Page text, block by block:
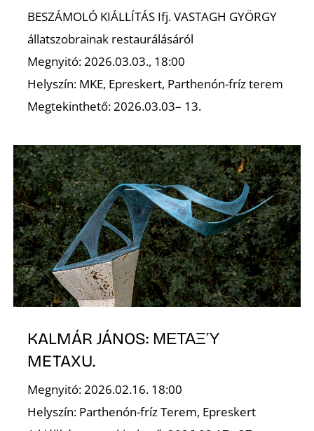
BESZÁMOLÓ KIÁLLÍTÁS Ifj. VASTAGH GYÖRGY
állatszobrainak restaurálásáról
Megnyitó: 2026.03.03., 18:00
Helyszín: MKE, Epreskert, Parthenón-fríz terem
Megtekinthető: 2026.03.03– 13.
KALMÁR JÁNOS: ΜΕΤΑΞΎ
METAXU.
Megnyitó: 2026.02.16. 18:00
Helyszín: Parthenón-fríz Terem, Epreskert